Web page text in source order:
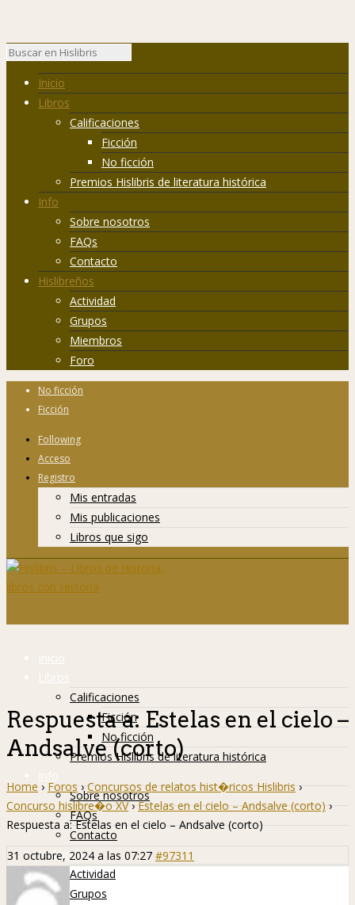
Inicio
Libros
Calificaciones
Ficción
No ficción
Premios Hislibris de literatura histórica
Info
Sobre nosotros
FAQs
Contacto
Hislibreños
Actividad
Grupos
Miembros
Foro
No ficción
Ficción
Following
Acceso
Registro
Mis entradas
Mis publicaciones
Libros que sigo
Inicio
Libros
Calificaciones
Ficción
No ficción
Premios Hislibris de literatura histórica
Info
Sobre nosotros
FAQs
Contacto
Hislibreños
Actividad
Grupos
Respuesta a: Estelas en el cielo –
Andsalve (corto)
Home › Foros › Concursos de relatos hist�ricos Hislibris ›
Concurso hislibre�o XV › Estelas en el cielo – Andsalve (corto) ›
Respuesta a: Estelas en el cielo – Andsalve (corto)
31 octubre, 2024 a las 07:27 #97311